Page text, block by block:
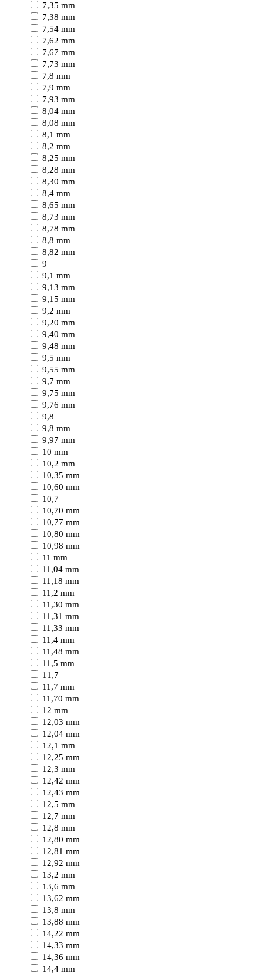
7,35 mm
7,38 mm
7,54 mm
7,62 mm
7,67 mm
7,73 mm
7,8 mm
7,9 mm
7,93 mm
8,04 mm
8,08 mm
8,1 mm
8,2 mm
8,25 mm
8,28 mm
8,30 mm
8,4 mm
8,65 mm
8,73 mm
8,78 mm
8,8 mm
8,82 mm
9
9,1 mm
9,13 mm
9,15 mm
9,2 mm
9,20 mm
9,40 mm
9,48 mm
9,5 mm
9,55 mm
9,7 mm
9,75 mm
9,76 mm
9,8
9,8 mm
9,97 mm
10 mm
10,2 mm
10,35 mm
10,60 mm
10,7
10,70 mm
10,77 mm
10,80 mm
10,98 mm
11 mm
11,04 mm
11,18 mm
11,2 mm
11,30 mm
11,31 mm
11,33 mm
11,4 mm
11,48 mm
11,5 mm
11,7
11,7 mm
11,70 mm
12 mm
12,03 mm
12,04 mm
12,1 mm
12,25 mm
12,3 mm
12,42 mm
12,43 mm
12,5 mm
12,7 mm
12,8 mm
12,80 mm
12,81 mm
12,92 mm
13,2 mm
13,6 mm
13,62 mm
13,8 mm
13,88 mm
14,22 mm
14,33 mm
14,36 mm
14,4 mm